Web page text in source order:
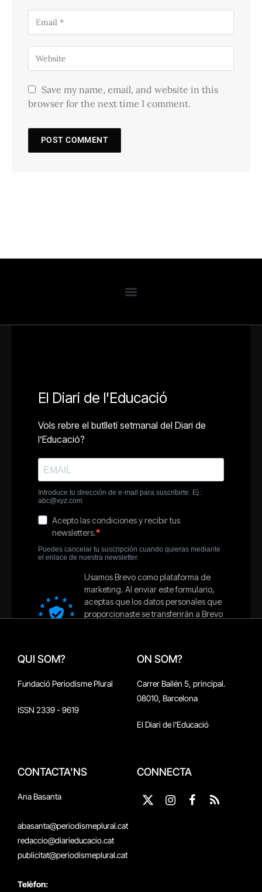
Save my name, email, and website in this
browser for the next time I comment.
QUI SOM?
Fundació Periodisme Plural
ISSN 2339 - 9619
ON SOM?
Carrer Bailén 5, principal.
08010, Barcelona
El Diari de l'Educació
CONTACTA'NS
Ana Basanta
abasanta@periodismeplural.cat
redaccio@diarieducacio.cat
publicitat@periodismeplural.cat
Telèfon:
CONNECTA
X
Instagram
Facebook
RSS